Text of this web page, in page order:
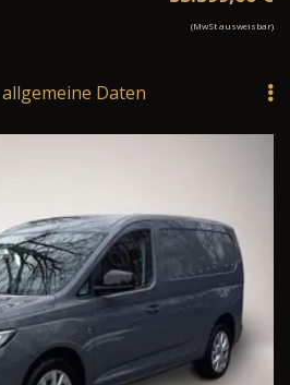
(MwSt ausweisbar)
Daten